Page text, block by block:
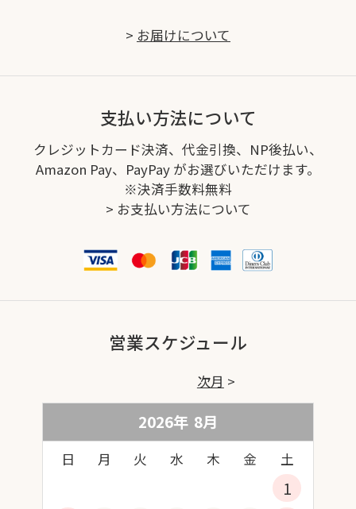
> お届けについて
支払い方法について
クレジットカード決済、代金引換、NP後払い、
Amazon Pay、PayPay がお選びいただけます。
※決済手数料無料
> お支払い方法について
営業スケジュール
2026年 8月
日 月 火 水 木 金 土
1
次月